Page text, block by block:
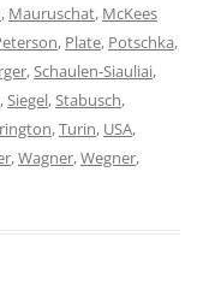
, Mauruschat, McKees
, Plate, Potschka,
,Schaulen-Siauliai,
,Siegel,Stabusch,
,Turin, USA,
,Wagner,Wegner,